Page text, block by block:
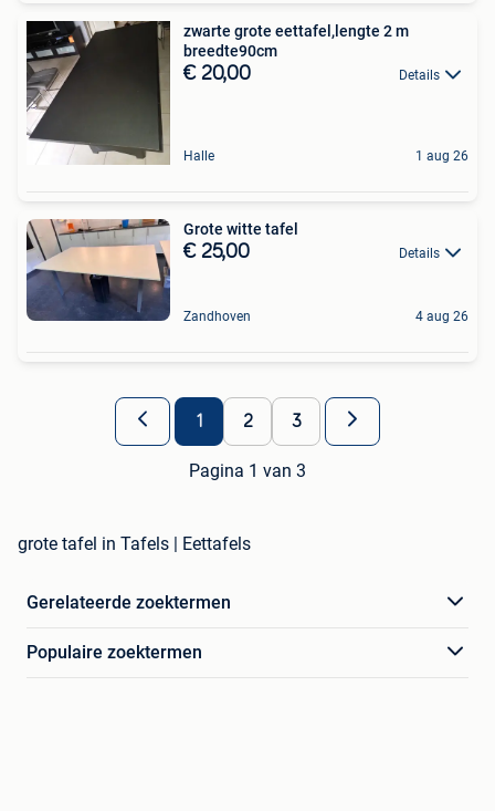
zwarte grote eettafel,lengte 2 m
breedte90cm
€ 20,00 Details
Halle 1 aug 26
Grote witte tafel
€ 25,00 Details
Zandhoven 4 aug 26
1 2 3
Pagina 1 van 3
grote tafel in Tafels | Eettafels
Gerelateerde zoektermen
Populaire zoektermen